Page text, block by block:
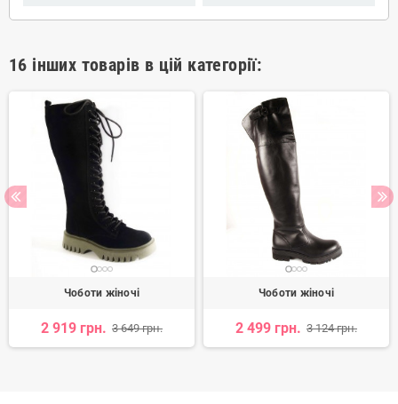
16 інших товарів в цій категорії:
Чоботи жіночі
2 919 грн. 3 649 грн.
Чоботи жіночі
2 499 грн. 3 124 грн.